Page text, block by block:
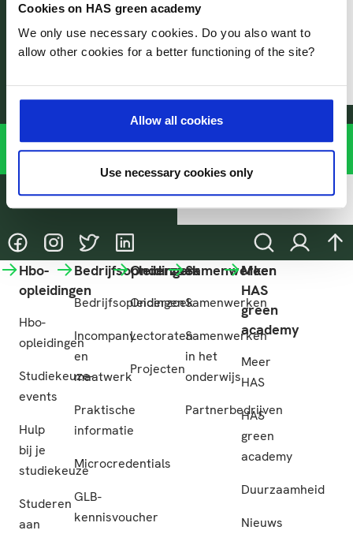
Cookies on HAS green academy
We only use necessary cookies. Do you also want to
allow other cookies for a better functioning of the site?
Allow all cookies
Use necessary cookies only
HAS green academy
has@has.nl
has@has.nl
Faciliteiten overzicht
Deel deze pagina
@HASgreenacademy
@HASgreenacademy
@greenacademyHAS
@HASgreenacademy ZoekenInloggen
Hbo-
opleidingen
Hbo-
opleidingen
Studiekeuze-
events
Hulp
bij je
studiekeuze
Studeren
aan
Bedrijfsopleidingen
Bedrijfsopleidingen
Incompany
en
maatwerk
Praktische
informatie
Microcredentials
GLB-
kennisvoucher
Onderzoek
Onderzoek
Lectoraten
Projecten
Samenwerken
Samenwerken
Samenwerken
in het
onderwijs
Partnerbedrijven
Meer
HAS
green
academy
Meer
HAS
HAS
green
academy
Duurzaamheid
Nieuws